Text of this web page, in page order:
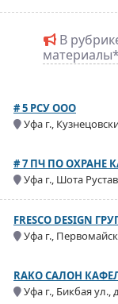
В
# 5 РСУ ООО
Уфа г.,
# 7 ПЧ ПО ОХРАНЕ
Уфа г., Шота
FRESCO DESIGN
Уфа г.,
RAKO САЛОН
Уфа г., Бикбая ул.,